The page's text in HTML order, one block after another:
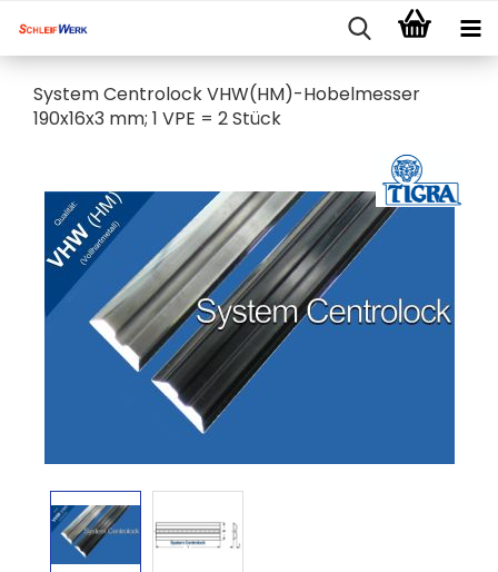
System Centrolock VHW(HM)-Hobelmesser
190x16x3 mm; 1 VPE = 2 Stück